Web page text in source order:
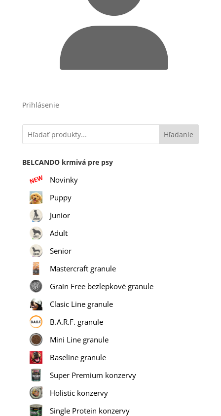
Prihlásenie
Hľadanie
BELCANDO krmivá pre psy
Novinky
Puppy
Junior
Adult
Senior
Mastercraft granule
Grain Free bezlepkové granule
Clasic Line granule
B.A.R.F. granule
Mini Line granule
Baseline granule
Super Premium konzervy
Holistic konzervy
Single Protein konzervy